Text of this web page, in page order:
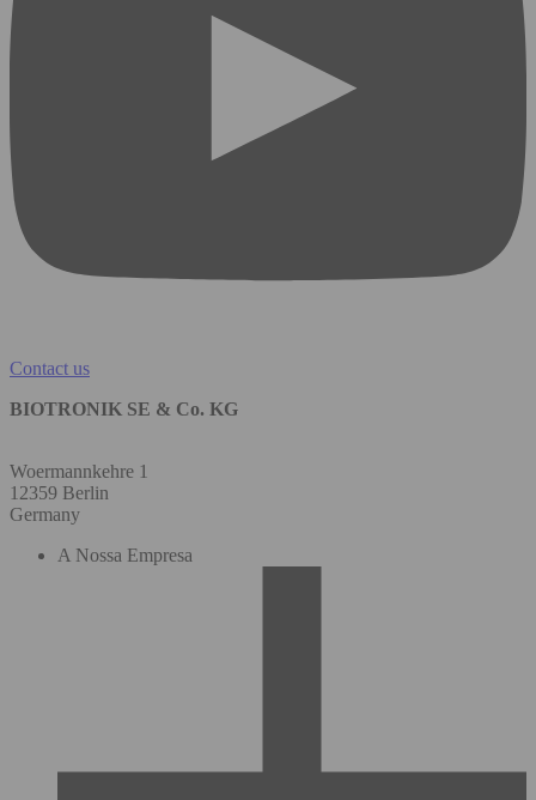
Contact us
BIOTRONIK SE & Co. KG
Woermannkehre 1
12359 Berlin
Germany
A Nossa Empresa